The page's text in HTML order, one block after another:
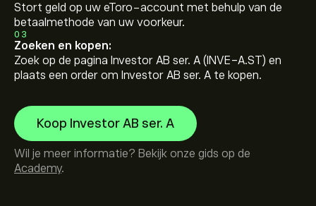
Stort geld op uw eToro-account met behulp van de
betaalmethode van uw voorkeur.
03
Zoeken en kopen:
Zoek op de pagina Investor AB ser. A (INVE-A.ST) en
plaats een order om Investor AB ser. A te kopen.
Koop Investor AB ser. A
Wil je meer informatie? Bekijk onze gids op de
Academy.